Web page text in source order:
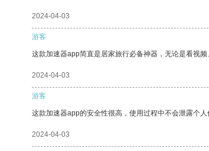
2024-04-03
游客
这款加速器app简直是居家旅行必备神器，无论是看视
2024-04-03
游客
这款加速器app的安全性很高，使用过程中不会泄露个人
2024-04-03